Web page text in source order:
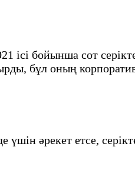
ісі бойынша сот
бұл оның
әрекет етсе,